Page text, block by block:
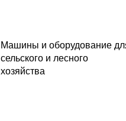
Машины и оборудование
сельского и лесного
хозяйства